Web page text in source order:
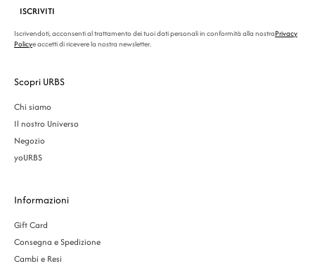
ISCRIVITI
Iscrivendoti, acconsenti al trattamento dei tuoi dati personali in conformità alla nostraPrivacy
Policye accetti di ricevere la nostra newsletter.
Scopri URBS
Chi siamo
Il nostro Universo
Negozio
yoURBS
Informazioni
Gift Card
Consegna e Spedizione
Cambi e Resi